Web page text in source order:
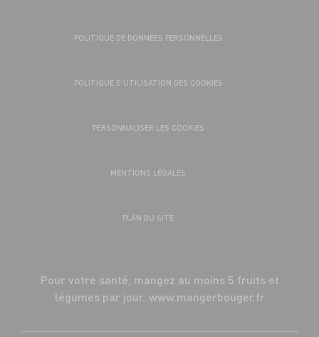
POLITIQUE DE DONNÉES PERSONNELLES
POLITIQUE D’UTILISATION DES COOKIES
PERSONNALISER LES COOKIES
MENTIONS LÉGALES
PLAN DU SITE
Pour votre santé, mangez au moins 5 fruits et
légumes par jour. www.mangerbouger.fr